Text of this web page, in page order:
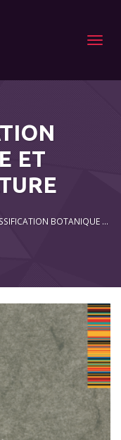
Menu
ET
BOTANIQUE ET NOMENCLATURE